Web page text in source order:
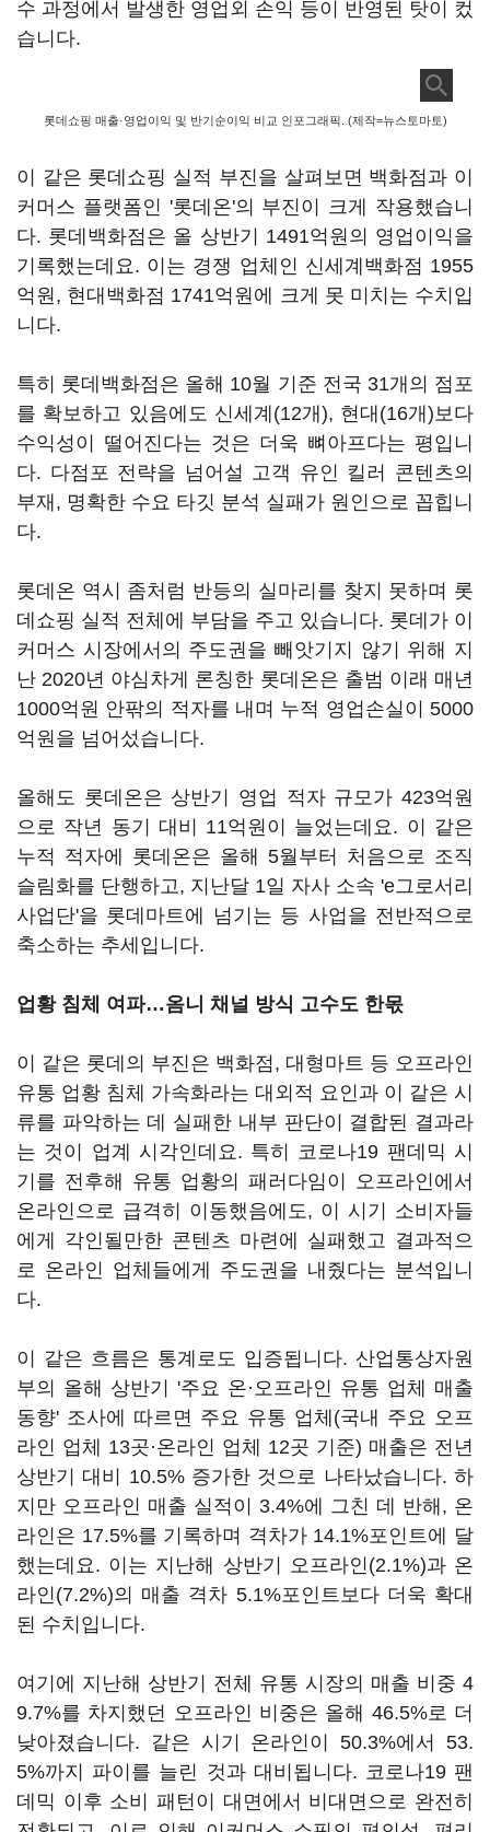
수 과정에서 발생한 영업외 손익 등이 반영된 탓이 컸
습니다.
롯데쇼핑 매출·영업이익 및 반기순이익 비교 인포그래픽. (제작=뉴스토마토)
이 같은 롯데쇼핑 실적 부진을 살펴보면 백화점과 이
커머스 플랫폼인 '롯데온'의 부진이 크게 작용했습니
다. 롯데백화점은 올 상반기 1491억원의 영업이익을
기록했는데요. 이는 경쟁 업체인 신세계백화점 1955
억원, 현대백화점 1741억원에 크게 못 미치는 수치입
니다.
특히 롯데백화점은 올해 10월 기준 전국 31개의 점포
를 확보하고 있음에도 신세계(12개), 현대(16개)보다
수익성이 떨어진다는 것은 더욱 뼈아프다는 평입니
다. 다점포 전략을 넘어설 고객 유인 킬러 콘텐츠의
부재, 명확한 수요 타깃 분석 실패가 원인으로 꼽힙니
다.
롯데온 역시 좀처럼 반등의 실마리를 찾지 못하며 롯
데쇼핑 실적 전체에 부담을 주고 있습니다. 롯데가 이
커머스 시장에서의 주도권을 빼앗기지 않기 위해 지
난 2020년 야심차게 론칭한 롯데온은 출범 이래 매년
1000억원 안팎의 적자를 내며 누적 영업손실이 5000
억원을 넘어섰습니다.
올해도 롯데온은 상반기 영업 적자 규모가 423억원
으로 작년 동기 대비 11억원이 늘었는데요. 이 같은
누적 적자에 롯데온은 올해 5월부터 처음으로 조직
슬림화를 단행하고, 지난달 1일 자사 소속 'e그로서리
사업단'을 롯데마트에 넘기는 등 사업을 전반적으로
축소하는 추세입니다.
업황 침체 여파…옴니 채널 방식 고수도 한몫
이 같은 롯데의 부진은 백화점, 대형마트 등 오프라인
유통 업황 침체 가속화라는 대외적 요인과 이 같은 시
류를 파악하는 데 실패한 내부 판단이 결합된 결과라
는 것이 업계 시각인데요. 특히 코로나19 팬데믹 시
기를 전후해 유통 업황의 패러다임이 오프라인에서
온라인으로 급격히 이동했음에도, 이 시기 소비자들
에게 각인될만한 콘텐츠 마련에 실패했고 결과적으
로 온라인 업체들에게 주도권을 내줬다는 분석입니
다.
이 같은 흐름은 통계로도 입증됩니다. 산업통상자원
부의 올해 상반기 '주요 온·오프라인 유통 업체 매출
동향' 조사에 따르면 주요 유통 업체(국내 주요 오프
라인 업체 13곳·온라인 업체 12곳 기준) 매출은 전년
상반기 대비 10.5% 증가한 것으로 나타났습니다. 하
지만 오프라인 매출 실적이 3.4%에 그친 데 반해, 온
라인은 17.5%를 기록하며 격차가 14.1%포인트에 달
했는데요. 이는 지난해 상반기 오프라인(2.1%)과 온
라인(7.2%)의 매출 격차 5.1%포인트보다 더욱 확대
된 수치입니다.
여기에 지난해 상반기 전체 유통 시장의 매출 비중 4
9.7%를 차지했던 오프라인 비중은 올해 46.5%로 더
낮아졌습니다. 같은 시기 온라인이 50.3%에서 53.
5%까지 파이를 늘린 것과 대비됩니다. 코로나19 팬
데믹 이후 소비 패턴이 대면에서 비대면으로 완전히